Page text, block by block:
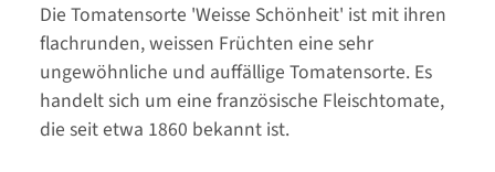
Die Tomatensorte 'Weisse Schönheit' ist mit ihren
flachrunden, weissen Früchten eine sehr
ungewöhnliche und auffällige Tomatensorte. Es
handelt sich um eine französische Fleischtomate,
die seit etwa 1860 bekannt ist.